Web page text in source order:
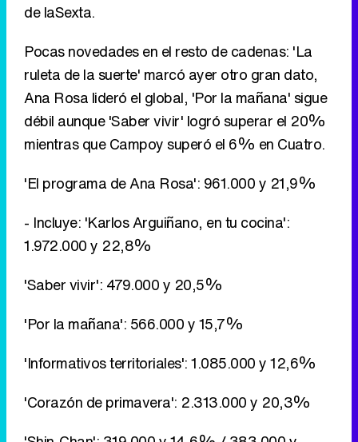
de laSexta.
Pocas novedades en el resto de cadenas: 'La
ruleta de la suerte' marcó ayer otro gran dato,
Ana Rosa lideró el global, 'Por la mañana' sigue
débil aunque 'Saber vivir' logró superar el 20%
mientras que Campoy superó el 6% en Cuatro.
'El programa de Ana Rosa': 961.000 y 21,9%
- Incluye: 'Karlos Arguiñano, en tu cocina':
1.972.000 y 22,8%
'Saber vivir': 479.000 y 20,5%
'Por la mañana': 566.000 y 15,7%
'Informativos territoriales': 1.085.000 y 12,6%
'Corazón de primavera': 2.313.000 y 20,3%